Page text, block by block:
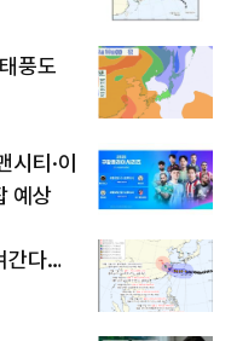
풍도
시티·이
예상
간다…